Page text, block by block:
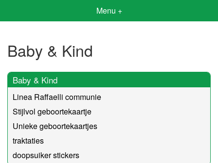
Menu +
Baby & Kind
Baby & Kind
Linea Raffaelli communie
Stijlvol geboortekaartje
Unieke geboortekaartjes
traktaties
doopsuiker stickers